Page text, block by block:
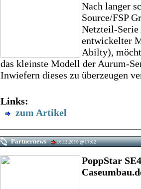
Nach langer
Source/FSP
Netzteil-Serie
entwickelter
Abilty),
das kleinste Modell der Aurum-
Inwiefern dieses zu überzeugen
Links:
zum Artikel
Partnernews 16.12.2010 @ 17:02
PoppStar